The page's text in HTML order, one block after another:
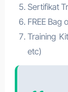
Sertifikat
FREE Bag
Training
etc)